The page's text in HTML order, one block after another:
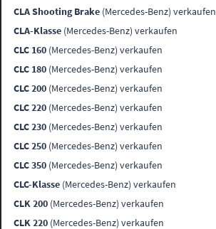
CLA Shooting Brake (Mercedes-Benz) verkaufen
CLA-Klasse (Mercedes-Benz) verkaufen
CLC 160 (Mercedes-Benz) verkaufen
CLC 180 (Mercedes-Benz) verkaufen
CLC 200 (Mercedes-Benz) verkaufen
CLC 220 (Mercedes-Benz) verkaufen
CLC 230 (Mercedes-Benz) verkaufen
CLC 250 (Mercedes-Benz) verkaufen
CLC 350 (Mercedes-Benz) verkaufen
CLC-Klasse (Mercedes-Benz) verkaufen
CLK 200 (Mercedes-Benz) verkaufen
CLK 220 (Mercedes-Benz) verkaufen